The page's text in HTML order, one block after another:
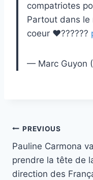
compatriotes
Partout dans le
coeur ♥️??????
— Marc Guyon
Post
navigation
PREVIOUS
Pauline Carmona va
prendre la tête de
direction des